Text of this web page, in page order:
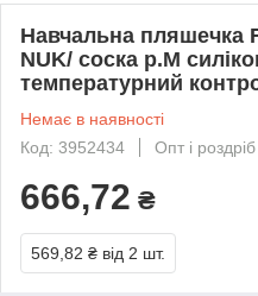
Навчальна пляшечка
NUK/ соска р.М
температурний
Немає в наявності
Код: 3952434
Опт і роздріб
666,72 ₴
569,82 ₴ від 2 шт.